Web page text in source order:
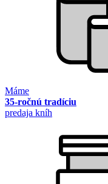
Máme
35-ročnú tradíciu
predaja kníh